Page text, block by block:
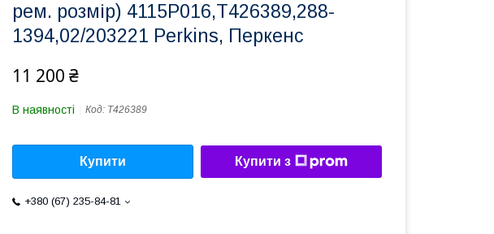
рем. розмір) 4115P016,T426389,288-
1394,02/203221 Perkins, Перкенс
11 200 ₴
В наявності Код: T426389
Купити Купити з
+380 (67) 235-84-81